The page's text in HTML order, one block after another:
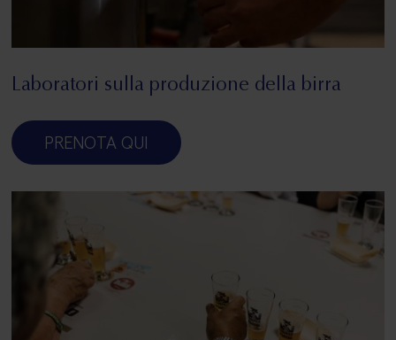
Laboratori sulla produzione della birra
PRENOTA QUI